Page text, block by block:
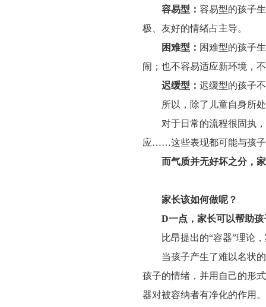
容易型： 容易型的孩子
极、友好的情绪占主导。
困难型： 困难型的孩子
闹；也不容易适应新环境，
迟缓型： 迟缓型的孩子
所以，除了儿童自身所
对于日常的流程很固执
应……这些表现都可能与孩
而气质并无好坏之分，
家长该如何做呢？
D一点， 家长可以帮助
比昂提出的“容器”理论
当孩子产生了难以名状
孩子的情绪，并用自己的形
器对被容纳者有净化的作用。